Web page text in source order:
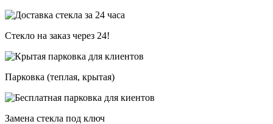
Стекло на заказ через 24!
Парковка (теплая, крытая)
Замена стекла под ключ